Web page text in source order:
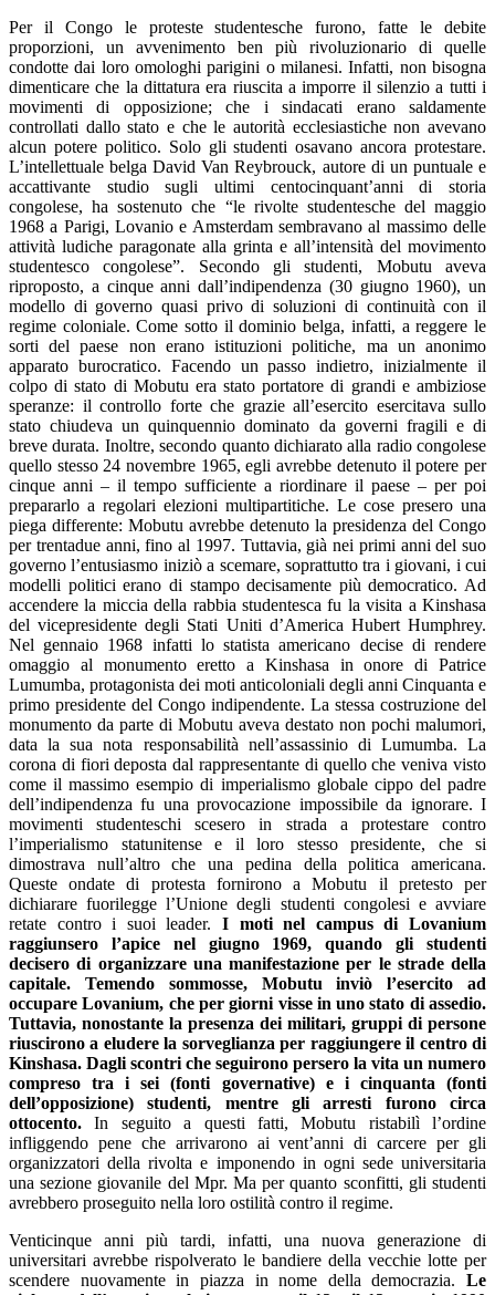
Per il Congo le proteste studentesche furono, fatte le debite
proporzioni, un avvenimento ben più rivoluzionario di quelle
condotte dai loro omologhi parigini o milanesi. Infatti, non bisogna
dimenticare che la dittatura era riuscita a imporre il silenzio a tutti i
movimenti di opposizione; che i sindacati erano saldamente
controllati dallo stato e che le autorità ecclesiastiche non avevano
alcun potere politico. Solo gli studenti osavano ancora protestare.
L’intellettuale belga David Van Reybrouck, autore di un puntuale e
accattivante studio sugli ultimi centocinquant’anni di storia
congolese, ha sostenuto che “le rivolte studentesche del maggio
1968 a Parigi, Lovanio e Amsterdam sembravano al massimo delle
attività ludiche paragonate alla grinta e all’intensità del movimento
studentesco congolese”. Secondo gli studenti, Mobutu aveva
riproposto, a cinque anni dall’indipendenza (30 giugno 1960), un
modello di governo quasi privo di soluzioni di continuità con il
regime coloniale. Come sotto il dominio belga, infatti, a reggere le
sorti del paese non erano istituzioni politiche, ma un anonimo
apparato burocratico. Facendo un passo indietro, inizialmente il
colpo di stato di Mobutu era stato portatore di grandi e ambiziose
speranze: il controllo forte che grazie all’esercito esercitava sullo
stato chiudeva un quinquennio dominato da governi fragili e di
breve durata. Inoltre, secondo quanto dichiarato alla radio congolese
quello stesso 24 novembre 1965, egli avrebbe detenuto il potere per
cinque anni – il tempo sufficiente a riordinare il paese – per poi
prepararlo a regolari elezioni multipartitiche. Le cose presero una
piega differente: Mobutu avrebbe detenuto la presidenza del Congo
per trentadue anni, fino al 1997. Tuttavia, già nei primi anni del suo
governo l’entusiasmo iniziò a scemare, soprattutto tra i giovani, i cui
modelli politici erano di stampo decisamente più democratico. Ad
accendere la miccia della rabbia studentesca fu la visita a Kinshasa
del vicepresidente degli Stati Uniti d’America Hubert Humphrey.
Nel gennaio 1968 infatti lo statista americano decise di rendere
omaggio al monumento eretto a Kinshasa in onore di Patrice
Lumumba, protagonista dei moti anticoloniali degli anni Cinquanta e
primo presidente del Congo indipendente. La stessa costruzione del
monumento da parte di Mobutu aveva destato non pochi malumori,
data la sua nota responsabilità nell’assassinio di Lumumba. La
corona di fiori deposta dal rappresentante di quello che veniva visto
come il massimo esempio di imperialismo globale cippo del padre
dell’indipendenza fu una provocazione impossibile da ignorare. I
movimenti studenteschi scesero in strada a protestare contro
l’imperialismo statunitense e il loro stesso presidente, che si
dimostrava null’altro che una pedina della politica americana.
Queste ondate di protesta fornirono a Mobutu il pretesto per
dichiarare fuorilegge l’Unione degli studenti congolesi e avviare
retate contro i suoi leader. I moti nel campus di Lovanium
raggiunsero l’apice nel giugno 1969, quando gli studenti
decisero di organizzare una manifestazione per le strade della
capitale. Temendo sommosse, Mobutu inviò l’esercito ad
occupare Lovanium, che per giorni visse in uno stato di assedio.
Tuttavia, nonostante la presenza dei militari, gruppi di persone
riuscirono a eludere la sorveglianza per raggiungere il centro di
Kinshasa. Dagli scontri che seguirono persero la vita un numero
compreso tra i sei (fonti governative) e i cinquanta (fonti
dell’opposizione) studenti, mentre gli arresti furono circa
ottocento. In seguito a questi fatti, Mobutu ristabilì l’ordine
infliggendo pene che arrivarono ai vent’anni di carcere per gli
organizzatori della rivolta e imponendo in ogni sede universitaria
una sezione giovanile del Mpr. Ma per quanto sconfitti, gli studenti
avrebbero proseguito nella loro ostilità contro il regime.
Venticinque anni più tardi, infatti, una nuova generazione di
universitari avrebbe rispolverato le bandiere della vecchie lotte per
scendere nuovamente in piazza in nome della democrazia. Le